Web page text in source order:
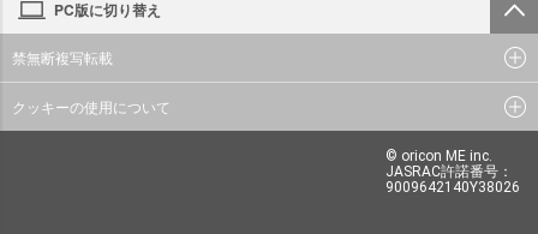
PC版に切り替え
禁無断複写転載
クッキーの使用について
© oricon ME inc.
JASRAC許諾番号：
9009642140Y38026